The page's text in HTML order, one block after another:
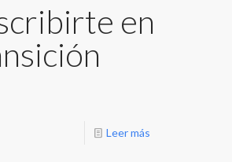
en
Leer más